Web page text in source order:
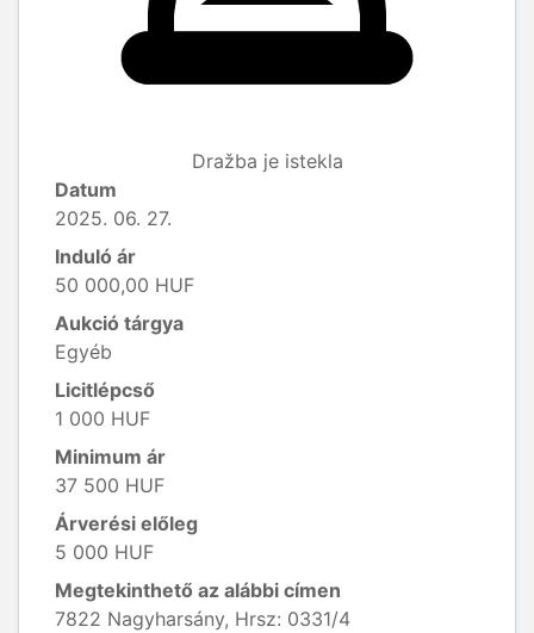
Dražba je istekla
Datum
2025. 06. 27.
Induló ár
50 000,00 HUF
Aukció tárgya
Egyéb
Licitlépcső
1 000 HUF
Minimum ár
37 500 HUF
Árverési előleg
5 000 HUF
Megtekinthető az alábbi címen
7822 Nagyharsány, Hrsz: 0331/4